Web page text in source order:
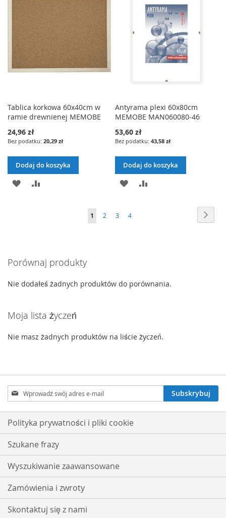
ŻYCZEŃ
ŻYCZEŃ
Tablica korkowa 60x40cm w
ramie drewnienej MEMOBE
24,96 zł
20,29 zł
Dodaj do koszyka
DODAJ
Antyrama plexi 60x80cm
MEMOBE MAN060080-46
53,60 zł
43,58 zł
Dodaj do koszyka
DODAJ
LISTY
Aktualnie
1 Strona
2 Strona
3 Strona
4
Porównaj produkty
Nie dodałeś żadnych produktów do porównania.
Moja lista życzeń
Nie masz żadnych produktów na liście życzeń.
Subskrybuj
nasz
newsletter:
Subskrybuj
Polityka prywatności i pliki cookie
Szukane frazy
Wyszukiwanie zaawansowane
Zamówienia i zwroty
Skontaktuj się z nami